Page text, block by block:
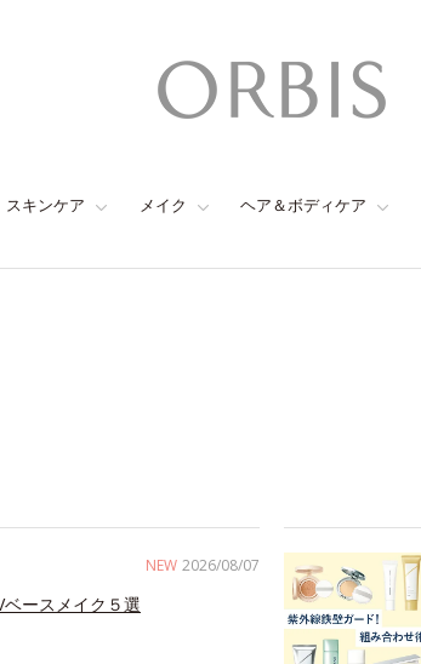
スキンケア メイク ヘア＆ボディケア
NEW 2026/08/07
ースメイク５選